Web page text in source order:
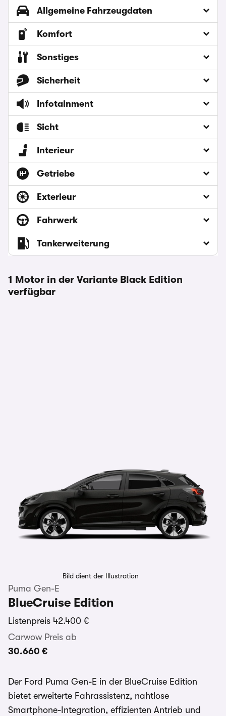
Allgemeine Fahrzeugdaten
Komfort
Sonstiges
Sicherheit
Infotainment
Sicht
Interieur
Getriebe
Exterieur
Fahrwerk
Tankerweiterung
1 Motor in der Variante Black Edition
verfügbar
Bild dient der Illustration
Puma Gen-E
BlueCruise Edition
Listenpreis 42.400 €
Carwow Preis ab
30.660 €
Der Ford Puma Gen-E in der BlueCruise Edition
bietet erweiterte Fahrassistenz, nahtlose
Smartphone-Integration, effizienten Antrieb und